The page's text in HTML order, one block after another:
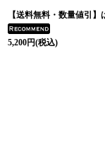
【送料無料・数量値引
5,200円(税込)